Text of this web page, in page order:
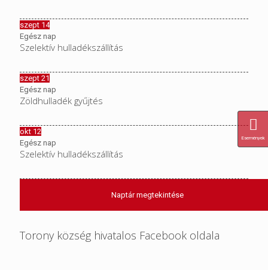
szept 14
Egész nap
Szelektív hulladékszállítás
szept 21
Egész nap
Zöldhulladék gyűjtés
okt 12
Egész nap
Szelektív hulladékszállítás
Naptár megtekintése
Torony község hivatalos Facebook oldala
Események